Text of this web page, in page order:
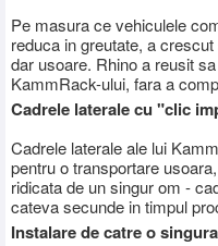
Pe masura ce vehiculele
reduca in greutate, a
dar usoare. Rhino a reusit
KammRack-ului, fara a
Cadrele laterale cu "clic
Cadrele laterale ale lui
pentru o transportare
ridicata de un singur om -
cateva secunde in timpul
Instalare de catre o